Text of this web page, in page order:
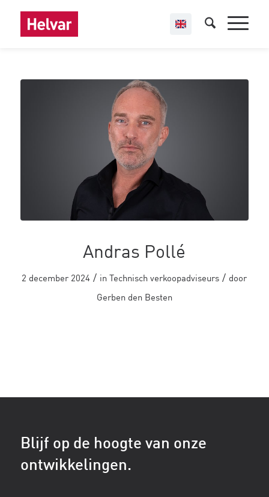
Andras Pollé
2 december 2024 / in Technisch verkoopadviseurs / door
Gerben den Besten
Blijf op de hoogte van onze
ontwikkelingen.